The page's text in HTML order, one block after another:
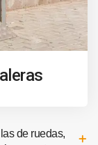
de ruedas,